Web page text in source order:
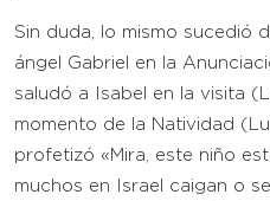
Sin duda, lo mismo sucedió
ángel Gabriel en la
saludó a Isabel en la visita
momento de la Natividad
profetizó «Mira, este niño
muchos en Israel caigan o